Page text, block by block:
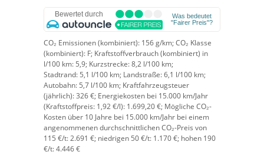
CO₂ Emissionen (kombiniert): 156 g/km;CO₂ Klasse
(kombiniert): F; Kraftstoffverbrauch (kombiniert) in
l/100 km: 5,9; Kurzstrecke:8,2 l/100 km;
Stadtrand: 5,1 l/100 km; Landstraße:6,1 l/100 km;
Autobahn: 5,7 l/100 km; Kraftfahrzeugsteuer
(jährlich):326 €; Energiekosten bei 15.000 km/Jahr
(Kraftstoffpreis: 1,92€/l): 1.699,20 €; Mögliche CO₂-
Kosten über 10 Jahre bei 15.000 km/Jahr bei einem
angenommenen durchschnittlichen CO₂-Preis von
115 €/t:2.691 €; niedrigen 50 €/t: 1.170 €; hohen 190
€/t: 4.446 €